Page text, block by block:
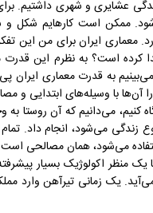
عشایری و شهری داشتیم.
ممکن است کارهایم شکل
معماری ایران برای من این
کرده است؟ به نظرم این
به قدرت معماری ایران پی
آن‌ها با وسیله‌های ابتدایی و
کنیم، می‌دانیم که آن روستا
می‌شود، انجام داد.
می‌شود، همان مصالحی
منظر اکولوژیک بسیار
یک زمانی تیرآهن وارد